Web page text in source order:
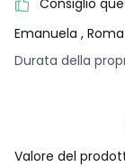
Consiglio
Emanuela , Roma
Durata della
Valore del